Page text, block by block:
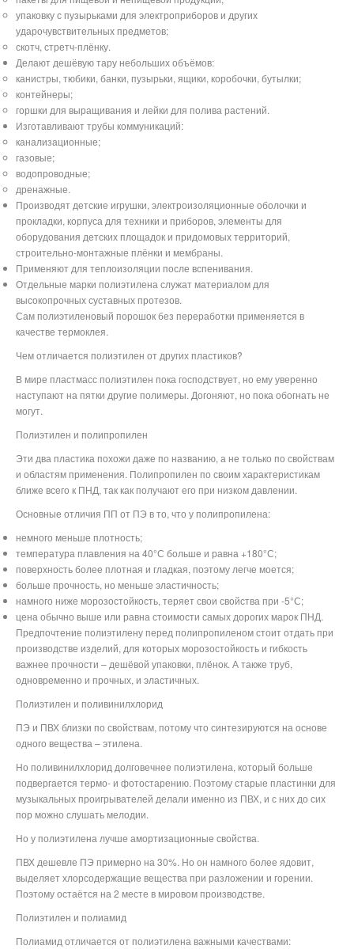
упаковку с пузырьками для электроприборов и других
ударочувствительных предметов;
скотч, стретч-плёнку.
Делают дешёвую тару небольших объёмов:
канистры, тюбики, банки, пузырьки, ящики, коробочки, бутылки;
контейнеры;
горшки для выращивания и лейки для полива растений.
Изготавливают трубы коммуникаций:
канализационные;
газовые;
водопроводные;
дренажные.
Производят детские игрушки, электроизоляционные оболочки и
прокладки, корпуса для техники и приборов, элементы для
оборудования детских площадок и придомовых территорий,
строительно-монтажные плёнки и мембраны.
Применяют для теплоизоляции после вспенивания.
Отдельные марки полиэтилена служат материалом для
высокопрочных суставных протезов.
Сам полиэтиленовый порошок без переработки применяется в
качестве термоклея.
Чем отличается полиэтилен от других пластиков?
В мире пластмасс полиэтилен пока господствует, но ему уверенно
наступают на пятки другие полимеры. Догоняют, но пока обогнать не
могут.
Полиэтилен и полипропилен
Эти два пластика похожи даже по названию, а не только по свойствам
и областям применения. Полипропилен по своим характеристикам
ближе всего к ПНД, так как получают его при низком давлении.
Основные отличия ПП от ПЭ в то, что у полипропилена:
немного меньше плотность;
температура плавления на 40°С больше и равна +180°С;
поверхность более плотная и гладкая, поэтому легче моется;
больше прочность, но меньше эластичность;
намного ниже морозостойкость, теряет свои свойства при -5°С;
цена обычно выше или равна стоимости самых дорогих марок ПНД.
Предпочтение полиэтилену перед полипропиленом стоит отдать при
производстве изделий, для которых морозостойкость и гибкость
важнее прочности – дешёвой упаковки, плёнок. А также труб,
одновременно и прочных, и эластичных.
Полиэтилен и поливинилхлорид
ПЭ и ПВХ близки по свойствам, потому что синтезируются на основе
одного вещества – этилена.
Но поливинилхлорид долговечнее полиэтилена, который больше
подвергается термо- и фотостарению. Поэтому старые пластинки для
музыкальных проигрывателей делали именно из ПВХ, и с них до сих
пор можно слушать мелодии.
Но у полиэтилена лучше амортизационные свойства.
ПВХ дешевле ПЭ примерно на 30%. Но он намного более ядовит,
выделяет хлорсодержащие вещества при разложении и горении.
Поэтому остаётся на 2 месте в мировом производстве.
Полиэтилен и полиамид
Полиамид отличается от полиэтилена важными качествами: